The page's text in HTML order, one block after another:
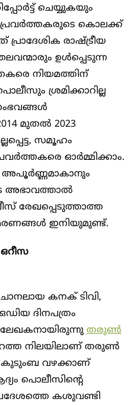
ചെയ്യുകയും
പ്രവർത്തകരുടെ കൊലക്ക്
പ്രാദേശിക രാഷ്ട്രീയ
ഉൾപ്പെടുന്ന
നിയമത്തിന്
ശ്രമിക്കാറില്ല
മുതൽ 2023
സമൂഹം
ഓർമ്മിക്കാം.
അഭാവത്താൽ
രേഖപ്പെടുത്താത്ത
ഇനിയുമുണ്ട്.
കനക് ടിവി,
ദിനപത്രം
ലേഖകനായിരുന്നു തരുൺ
നിലയിലാണ് തരുൺ
കുടുംബ വഴക്കാണ്
പൊലീസിന്റെ
കശുവണ്ടി